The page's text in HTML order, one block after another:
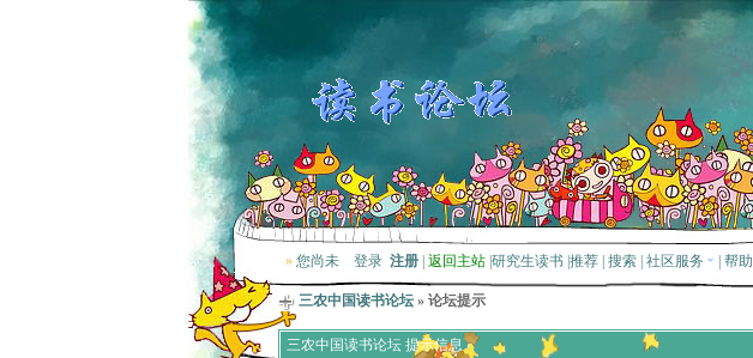
» 您尚未 登录 注册 返回主站 研究生读书 推荐 搜索 社区服务 帮助
三农中国读书论坛 » 论坛提示
三农中国读书论坛 提示信息